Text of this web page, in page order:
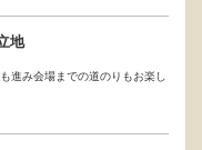
地
進み会場までの道のりもお楽し